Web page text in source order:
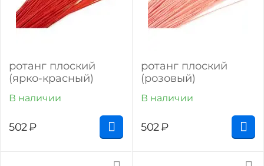
ротанг плоский
(ярко-красный)
В наличии
502₽
ротанг плоский
(розовый)
В наличии
502₽